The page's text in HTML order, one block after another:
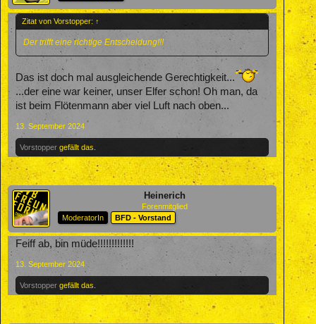
Zitat von Vorstopper: ↑
Der trifft eine richtige Entscheidung!!!
Das ist doch mal ausgleichende Gerechtigkeit...
...der eine war keiner, unser Elfer schon! Oh man, da
ist beim Flötenmann aber viel Luft nach oben...
13. September 2024
Vorstopper gefällt das.
Heinerich
Forenmitglied
ModeratorIn
BFD - Vorstand
Feiff ab, bin müde!!!!!!!!!!!!!
13. September 2024
Vorstopper gefällt das.